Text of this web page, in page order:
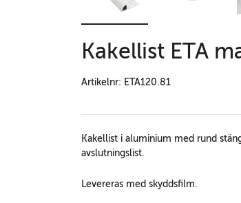
Kakellist ETA
Artikelnr: ETA120.81
Kakellist i aluminium med rund
avslutningslist.
Levereras med skyddsfilm.